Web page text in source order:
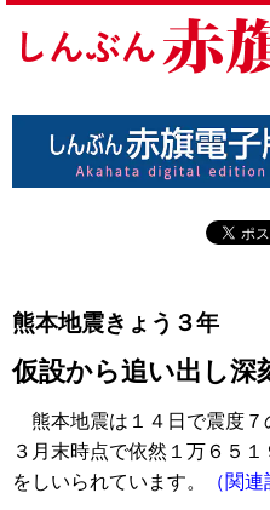
熊本地震きょう３年
仮設から追い出し深
熊本地震は１４日で震度７
３月末時点で依然１万６５
をしいられています。
（関連